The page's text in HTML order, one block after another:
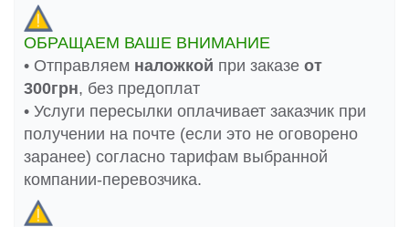
ОБРАЩАЕМ ВАШЕ ВНИМАНИЕ
• Отправляем наложкой при заказе от
300грн, без предоплат
• Услуги пересылки оплачивает заказчик при
получении на почте (если это не оговорено
заранее) согласно тарифам выбранной
компании-перевозчика.